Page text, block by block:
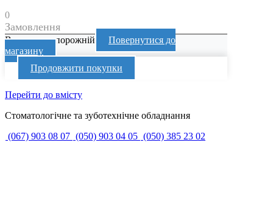
0
Замовлення
Ваш кошик порожній
Повернутися до
магазину
Продовжити покупки
Перейти до вмісту
Стоматологічне та зуботехнічне обладнання
(067) 903 08 07 (050) 903 04 05 (050) 385 23 02